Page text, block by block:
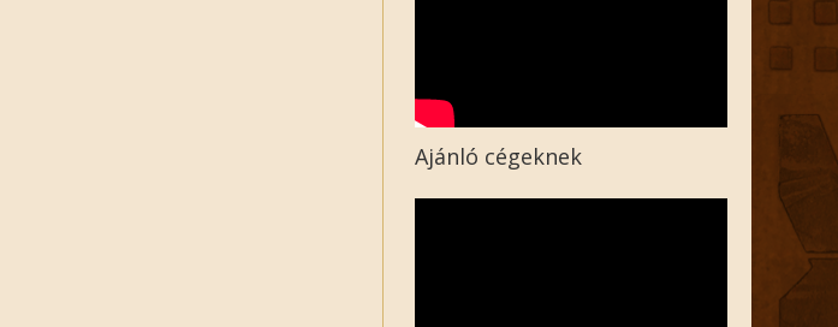
Ajánló cégeknek